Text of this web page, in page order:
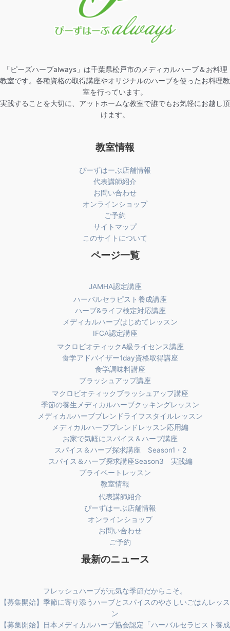
「ピーズハーブalways」は千葉県松戸市のメディカルハーブ＆お料理
教室です。各種資格の取得講座やオリジナルのハーブを使ったお料理教
室を行っています。
実践することを大切に、アットホームな教室で誰でもお気軽にお越し頂
けます。
教室情報
ぴーずはーぶ店舗情報
代表講師紹介
お問い合わせ
オンラインショップ
ご予約
サイトマップ
このサイトについて
ページ一覧
JAMHA認定講座
ハーバルセラピスト養成講座
ハーブ&ライフ検定対応講座
メディカルハーブはじめてレッスン
IFCA認定講座
マクロビオティックA級ライセンス講座
食学アドバイザー1day資格取得講座
食学調味料講座
ブラッシュアップ講座
マクロビオティックブラッシュアップ講座
季節の養生メディカルハーブクッキングレッスン
メディカルハーブブレンドライフスタイルレッスン
メディカルハーブブレンドレッスン応用編
お家で気軽にスパイス＆ハーブ講座
スパイス＆ハーブ探求講座 Season1・2
スパイス＆ハーブ探求講座Season3 実践編
プライベートレッスン
教室情報
代表講師紹介
ぴーずはーぶ店舗情報
オンラインショップ
お問い合わせ
ご予約
最新のニュース
フレッシュハーブが元気な季節だからこそ。
【募集開始】季節に寄り添うハーブとスパイスのやさしいごはんレッス
ン
【募集開始】日本メディカルハーブ協会認定「ハーバルセラピスト養成